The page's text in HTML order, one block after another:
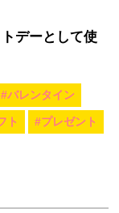
デーとして使
#バレンタイン
ト #プレゼント